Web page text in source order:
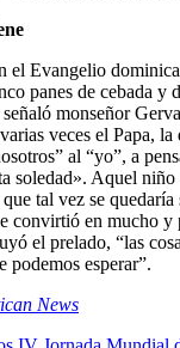
el Evangelio
panes de cebada y
monseñor
veces el Papa, la
al “yo”, a
soledad». Aquel
tal vez se
convirtió en mucho y
el prelado, “las
podemos esperar”.
News